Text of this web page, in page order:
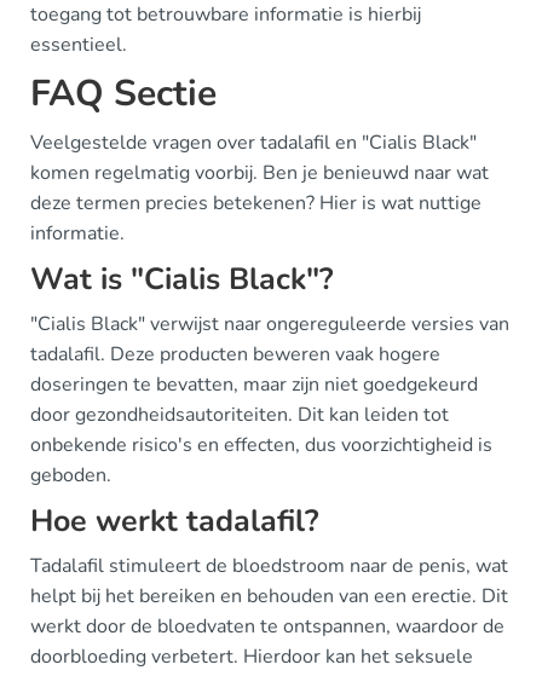
toegang tot betrouwbare informatie is hierbij
essentieel.
FAQ Sectie
Veelgestelde vragen over tadalafil en "Cialis Black"
komen regelmatig voorbij. Ben je benieuwd naar wat
deze termen precies betekenen? Hier is wat nuttige
informatie.
Wat is "Cialis Black"?
"Cialis Black" verwijst naar ongereguleerde versies van
tadalafil. Deze producten beweren vaak hogere
doseringen te bevatten, maar zijn niet goedgekeurd
door gezondheidsautoriteiten. Dit kan leiden tot
onbekende risico's en effecten, dus voorzichtigheid is
geboden.
Hoe werkt tadalafil?
Tadalafil stimuleert de bloedstroom naar de penis, wat
helpt bij het bereiken en behouden van een erectie. Dit
werkt door de bloedvaten te ontspannen, waardoor de
doorbloeding verbetert. Hierdoor kan het seksuele